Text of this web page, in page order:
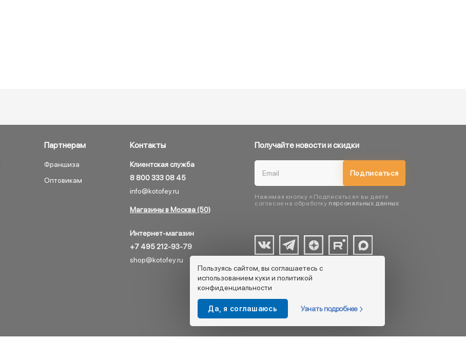
Партнерам
Франшиза
Оптовикам
Контакты
Клиентская служба
8 800 333 08 45
info@kotofey.ru
Магазины в Москва (50)
Интернет-магазин
+7 495 212-93-79
shop@kotofey.ru
Получайте новости и скидки
Подписаться
Нажимая кнопку «Подписаться» вы даете
согласие на обработку персональных данных
Пользуясь сайтом, вы соглашаетесь с
использованием куки и политикой
конфиденциальности
Да, я соглашаюсь Узнать подробнее